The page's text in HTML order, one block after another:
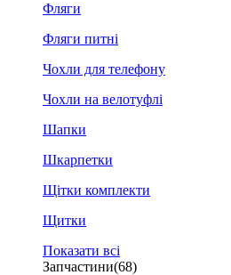
Фляги
Фляги питні
Чохли для телефону
Чохли на велотуфлі
Шапки
Шкарпетки
Щітки комплекти
Щитки
Показати всі
Запчастини(68)